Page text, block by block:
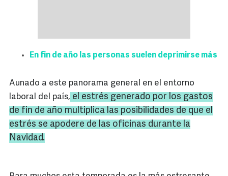
En fin de año las personas suelen deprimirse más
Aunado a este panorama general en el entorno
laboral del país, el estrés generado por los gastos
de fin de año multiplica las posibilidades de que el
estrés se apodere de las oficinas durante la
Navidad.